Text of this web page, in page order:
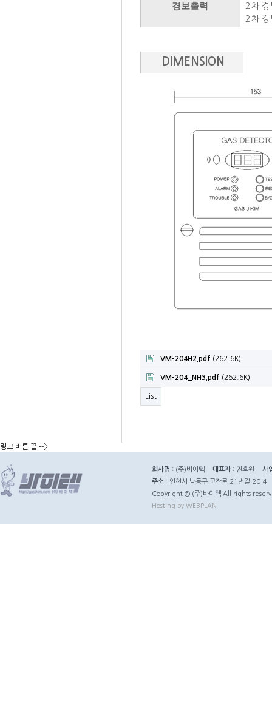
경보출력
2차
2차
DIMENSION
VM-204H2.pdf (262.6K)
VM-204_NH3.pdf (262.6K)
List
링크 버튼 끝 -->
회사명 : (주)바이텍 대표자: 권호원
사
주소 : 인천시 남동구 고잔로 21번길 20-4
Copyright © (주)바이텍 All rights
Hosting by WEBPLAN